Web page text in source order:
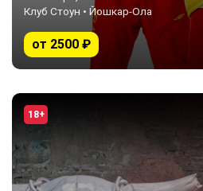
Клуб Стоун • Йошкар-Ола
от 2500 ₽
18+